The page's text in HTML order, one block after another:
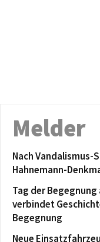
Melder
Nach Vandalismus-
Hahnemann-
Tag der
verbindet
Begegnung
Neue